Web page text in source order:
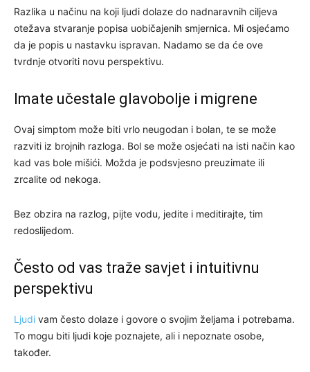
Razlika u načinu na koji ljudi dolaze do nadnaravnih ciljeva
otežava stvaranje popisa uobičajenih smjernica. Mi osjećamo
da je popis u nastavku ispravan. Nadamo se da će ove
tvrdnje otvoriti novu perspektivu.
Imate učestale glavobolje i migrene
Ovaj simptom može biti vrlo neugodan i bolan, te se može
razviti iz brojnih razloga. Bol se može osjećati na isti način kao
kad vas bole mišići. Možda je podsvjesno preuzimate ili
zrcalite od nekoga.
Bez obzira na razlog, pijte vodu, jedite i meditirajte, tim
redoslijedom.
Često od vas traže savjet i intuitivnu
perspektivu
Ljudi vam često dolaze i govore o svojim željama i potrebama.
To mogu biti ljudi koje poznajete, ali i nepoznate osobe,
također.